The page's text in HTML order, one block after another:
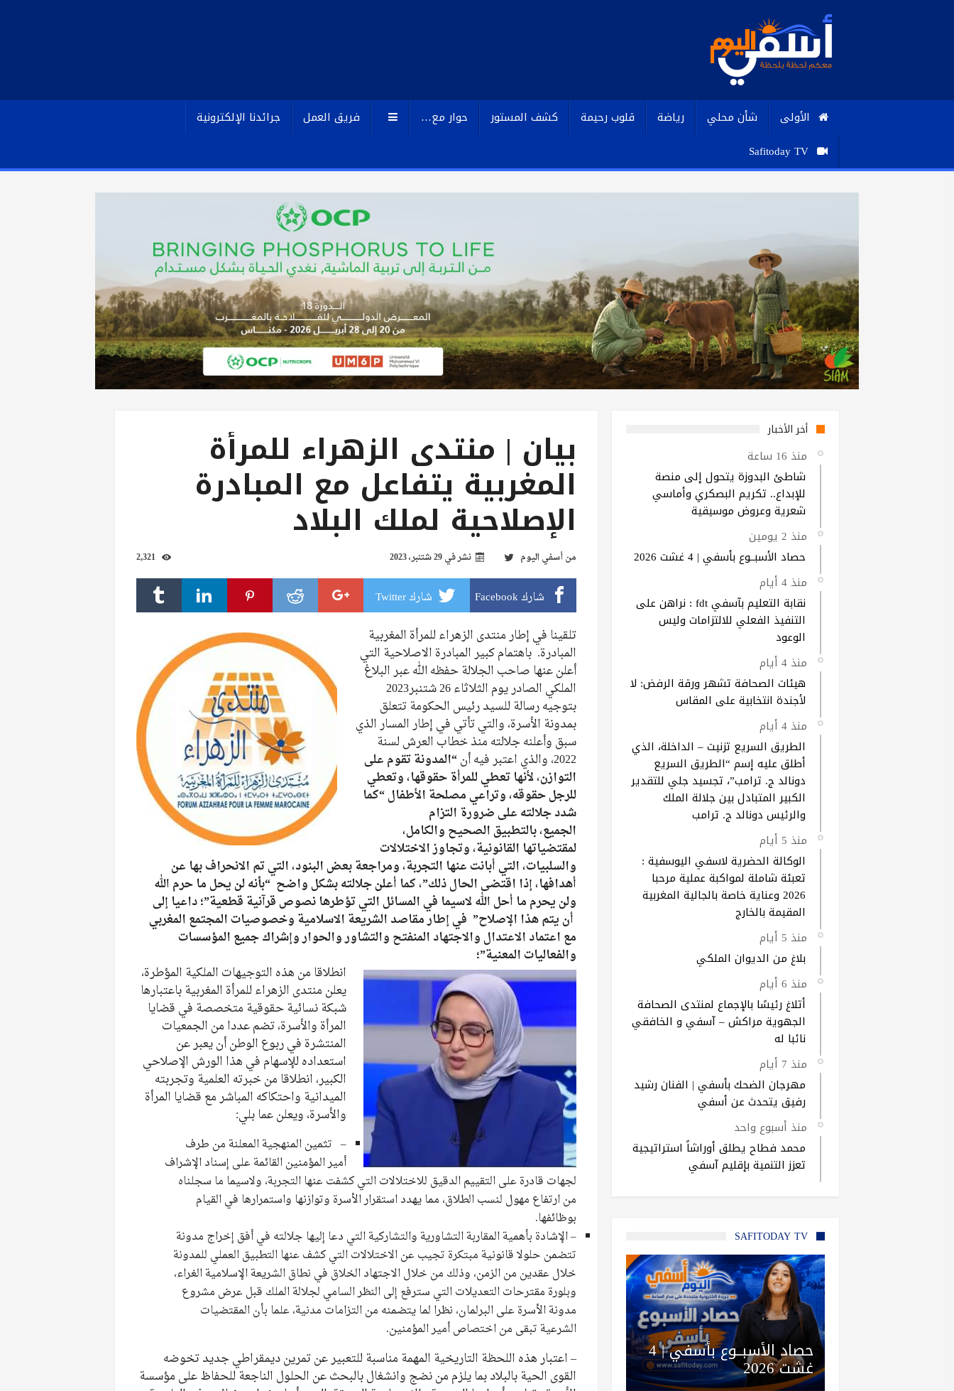
الأولى شأن محلي رياضة قلوب رحيمة كشف المستور حوار مع… فريق العمل
جرائدنا الإلكترونية
Safitoday TV
بيان | منتدى الزهراء للمرأة
المغربية يتفاعل مع المبادرة
الإصلاحية لملك البلاد
منأسفي اليوم نشر في29 شتنبر، 2023
شارك Facebook شارك Twitter
تلقينا في إطار منتدى الزهراء للمرأة المغربية
المبادرة. باهتمام كبير المبادرة الاصلاحية التي
أعلن عنها صاحب الجلالة حفظه الله عبر البلاغ
الملكي الصادر يوم الثلاثاء 26 شتنبر2023
بتوجيه رسالة للسيد رئيس الحكومة تتعلق
بمدونة الأسرة، والتي تأتي في إطار المسار الذي
سبق وأعلنه جلالته منذ خطاب العرش لسنة
2022، والذي اعتبر فيه أن
“المدونة تقوم على
التوازن، لأنها تعطي للمرأة حقوقها، وتعطي
للرجل حقوقه، وتراعي مصلحة الأطفال “كما
شدد جلالته على ضرورة التزام
الجميع،بالتطبيق الصحيح والكامل،
لمقتضياتها القانونية، وتجاوز الاختلالات
والسلبيات، التي أبانت عنها التجربة، ومراجعة بعض البنود، التي تم الانحراف بها عن
أهدافها، إذا اقتضى الحال ذلك”، كما أعلن جلالته بشكل واضح “بأنه لن يحل ما حرم الله
ولن يحرم ما أحل الله لاسيما في المسائل التيتؤطرها نصوص قرآنية قطعية”؛ داعيا إلى
أن يتم هذا الإصلاح” في إطار مقاصد الشريعة الاسلامية وخصوصيات المجتمع المغربي
مع اعتماد الاعتدال والاجتهاد المنفتح والتشاور والحوار وإشراك جميع المؤسسات
والفعاليات المعنية”؛
انطلاقا من هذه التوجيهات الملكية المؤطرة،
يعلن منتدى الزهراء للمرأة المغربية باعتبارها
شبكة نسائية حقوقية متخصصة في قضايا
المرأة والأسرة، تضم عددا من الجمعيات
المنتشرة في ربوع الوطن أن يعبر عن
استعداده للإسهام في هذا الورش الإصلاحي
الكبير، انطلاقا من خبرته العلمية وتجربته
الميدانية واحتكاكه المباشر مع قضايا المرأة
والأسرة، ويعلن عما بلي:
– تثمين المنهجية المعلنة من طرف
أمير المؤمنين القائمة على إسناد الإشراف
لجهات قادرة على التقييم الدقيق للاختلالات التي كشفت عنها التجربة، ولاسيما ما سجلناه
من ارتفاع مهول لنسب الطلاق، مما يهدد استقرار الأسرة وتوازنها واستمرارها في القيام
بوظائفها.
– الإشادة بأهمية المقاربة التشاورية والتشاركية التي دعا إليها جلالته في أفق إخراج مدونة
تتضمن حلولا قانونية مبتكرة تجيب عن الاختلالات التي كشف عنها التطبيق العملي للمدونة
خلال عقدين من الزمن، وذلك من خلال الاجتهاد الخلاق في نطاق الشريعة الإسلامية الغراء،
وبلورة مقترحات التعديلات التي سترفع إلى النظر السامي لجلالة الملك قبل عرض مشروع
مدونة الأسرة على البرلمان، نظرا لما يتضمنه من التزامات مدنية، علما بأن المقتضيات
الشرعية تبقى من اختصاص أمير المؤمنين.
– اعتبار هذه اللحظة التاريخية المهمة مناسبة للتعبير عن تمرين ديمقراطي جديد تخوضه
القوى الحية بالبلاد بما يلزم من نضج وانشغال بالبحث عن الحلول الناجعة للحفاظ على مؤسسة
أخر الأخبار
منذ 16 ساعة
شاطئ البدوزة يتحول إلى منصة
للإبداع.. تكريم البصكري وأماسي
شعرية وعروض موسيقية
منذ 2 يومين
حصاد الأسبــوع بأسفي | 4 غشت 2026
منذ 4 أيام
نقابة التعليم بآسفي fdt : نراهن على
التنفيذ الفعلي للالتزامات وليس
الوعود
منذ 4 أيام
هيئات الصحافة تشهر ورقة الرفض: لا
لأجندة انتخابية على المقاس
منذ 4 أيام
الطريق السريع تزنيت – الداخلة، الذي
أطلق عليه إسم “الطريق السريع
دونالد ج. ترامب”، تجسيد جلي للتقدير
الكبير المتبادل بين جلالة الملك
والرئيس دونالد ج. ترامب
منذ 5 أيام
الوكالة الحضرية لاسفي اليوسفية :
تعبئة شاملة لمواكبة عملية مرحبا
2026 وعناية خاصة بالجالية المغربية
المقيمة بالخارج
منذ 5 أيام
بلاغ من الديوان الملكي
منذ 6 أيام
أتلاغ رئيسًا بالإجماع لمنتدى الصحافة
الجهوية مراكش – آسفي و الخافقي
نائبا له
منذ 7 أيام
مهرجان الضحك بأسفي | الفنان رشيد
رفيق يتحدث عن أسفي
منذ أسبوع واحد
محمد فطاح يطلق أوراشاً استراتيجية
تعزز التنمية بإقليم آسفي
SAFITODAY TV
حصاد الأسبــوع بأسفي | 4
غشت 2026